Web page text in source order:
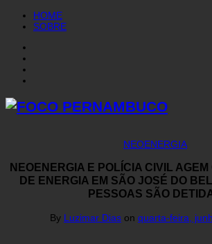
HOME
SOBRE
NEOENERGIA
NEOENERGIA E POLÍCIA CIVIL
DE ENERGIA EM SÃO JOSÉ DO
PESSOAS SÃO
By Luzimar Dias on quarta-feira,